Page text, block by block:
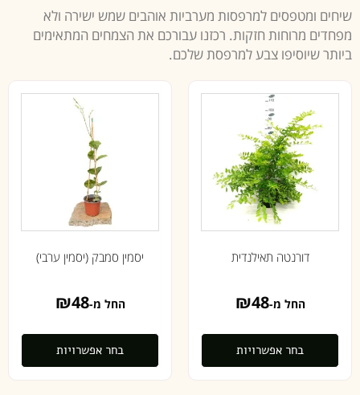
שיחים ומטפסים למרפסות מערביות אוהבים שמש ישירה ולא
מפחדים מרוחות חזקות. רכזנו עבורכם את הצמחים המתאימים
ביותר שיוסיפו צבע למרפסת שלכם.
דורנטה תאילנדית
החל מ- ₪48
בחר אפשרויות
יסמין סמבק (יסמין ערבי)
החל מ- ₪48
בחר אפשרויות